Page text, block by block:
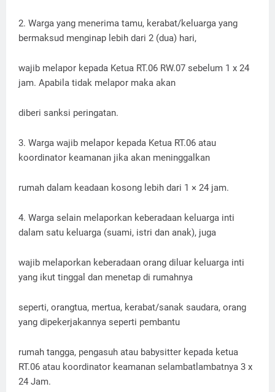
2. Warga yang menerima tamu, kerabat/keluarga yang
bermaksud menginap lebih dari 2 (dua) hari,
wajib melapor kepada Ketua RT.06 RW.07 sebelum 1 x 24
jam. Apabila tidak melapor maka akan
diberi sanksi peringatan.
3. Warga wajib melapor kepada Ketua RT.06 atau
koordinator keamanan jika akan meninggalkan
rumah dalam keadaan kosong lebih dari 1 × 24 jam.
4. Warga selain melaporkan keberadaan keluarga inti
dalam satu keluarga (suami, istri dan anak), juga
wajib melaporkan keberadaan orang diluar keluarga inti
yang ikut tinggal dan menetap di rumahnya
seperti, orangtua, mertua, kerabat/sanak saudara, orang
yang dipekerjakannya seperti pembantu
rumah tangga, pengasuh atau babysitter kepada ketua
RT.06 atau koordinator keamanan selambatlambatnya 3 x
24 Jam.